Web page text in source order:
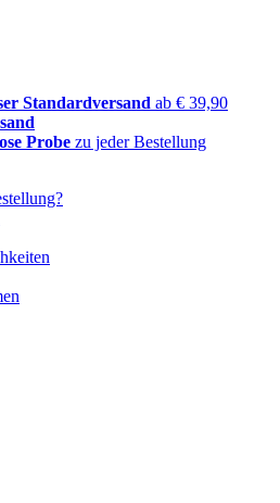
Standardversand ab € 39,90
Probe zu jeder Bestellung